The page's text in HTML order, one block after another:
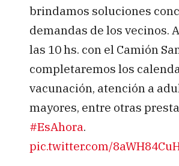
brindamos soluciones
demandas de los vecinos.
las 10 hs. con el Camión
completaremos los
vacunación, atención a
mayores, entre otras
#EsAhora.
pic.twitter.com/